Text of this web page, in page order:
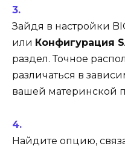
Зайдя в настройки
или Конфигурация
раздел. Точное
различаться в
вашей материнской
Найдите опцию,